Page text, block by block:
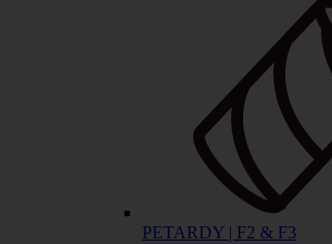
PETARDY | F2 & F3